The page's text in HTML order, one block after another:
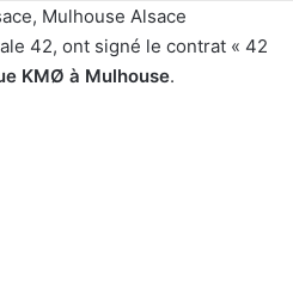
Mulhouse Alsace
42, ont signé le contrat « 42
KMØ à Mulhouse.